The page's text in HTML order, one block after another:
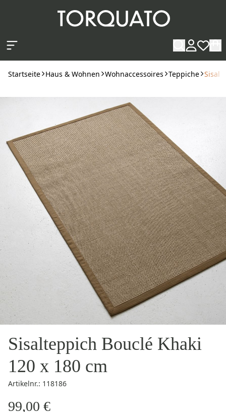
Startseite Haus & Wohnen Wohnaccessoires Teppiche
Sisalteppich Bouclé Khaki
120 x 180 cm
Artikelnr.: 118186
99,00 €